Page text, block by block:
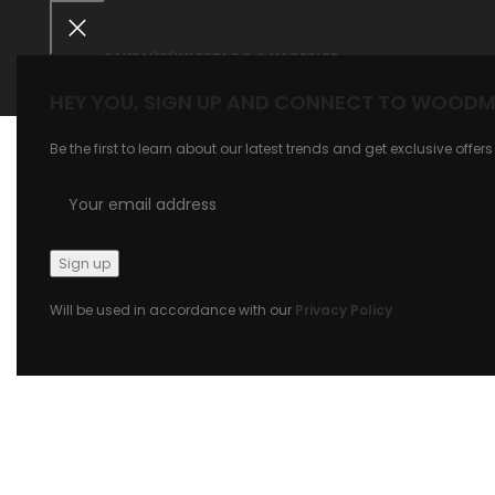
Be the first to learn about our latest trends and get exclusive offers
Will be used in accordance with our Privacy Policy
ANASAYFA ÜRÜNLERBLOG & HABERLER